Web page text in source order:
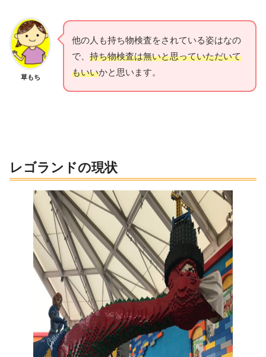
草もち
他の人も持ち物検査をされている姿はなの
で、 持ち物検査は無いと思っていただいて
もいいかと思います。
レゴランドの現状